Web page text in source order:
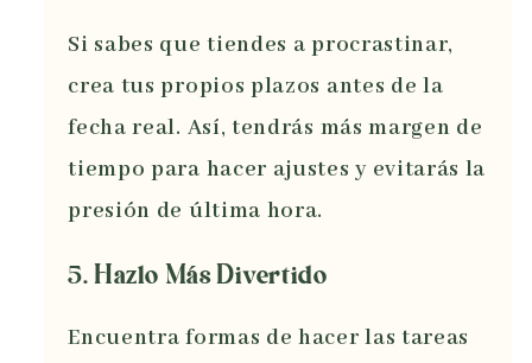
Si sabes que tiendes a procrastinar,
crea tus propios plazos antes de la
fecha real. Así, tendrás más margen de
tiempo para hacer ajustes y evitarás la
presión de última hora.
5. Hazlo Más Divertido
Encuentra formas de hacer las tareas